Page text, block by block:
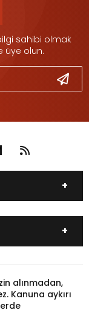
sahibi olmak
üye olun.
alınmadan,
Kanuna aykırı